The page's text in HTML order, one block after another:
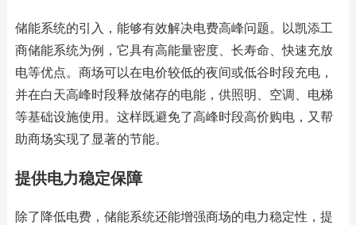
储能系统的引入，能够有效解决电费高峰问题。以凯添工
商储能系统为例，它具有高能量密度、长寿命、快速充放
电等优点。商场可以在电价较低的夜间或低谷时段充电，
并在白天高峰时段释放储存的电能，供照明、空调、电梯
等基础设施使用。这样既避免了高峰时段高价购电，又帮
助商场实现了显著的节能。
提供电力稳定保障
除了降低电费，储能系统还能增强商场的电力稳定性，提